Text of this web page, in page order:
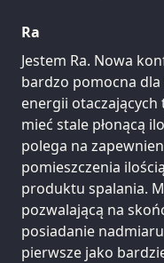
Ra
Jestem Ra. Nowa
bardzo pomocna
energii otaczających
mieć stale płonącą
polega na
pomieszczenia
produktu spalania.
pozwalającą na
posiadanie
pierwsze jako